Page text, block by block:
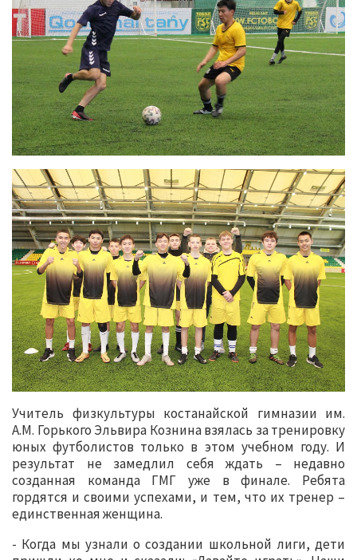
Учитель физкультуры костанайской гимназии им.
А.М. Горького Эльвира Кознина взялась за тренировку
юных футболистов только в этом учебном году. И
результат не замедлил себя ждать – недавно
созданная команда ГМГ уже в финале. Ребята
гордятся и своими успехами, и тем, что их тренер –
единственная женщина.
- Когда мы узнали о создании школьной лиги, дети